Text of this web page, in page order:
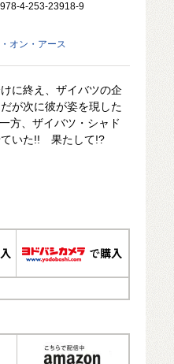
978-4-253-23918-9
オン・アース
に終え、ザイバツの企
が次に彼が姿を現した
方、ザイバツ・シャド
ていた!! 果たして!?